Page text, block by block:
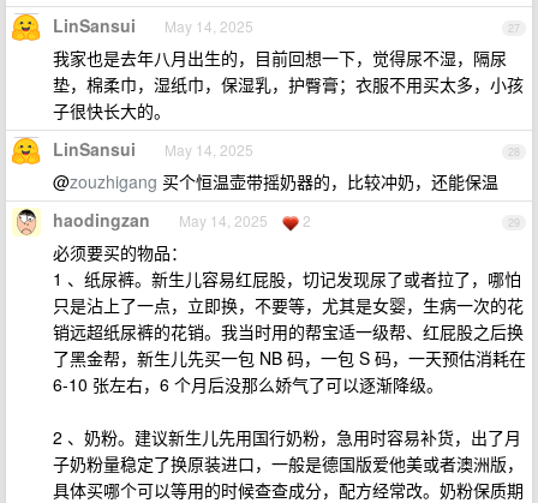
27
LinSansui May 14, 2025
我家也是去年八月出生的，目前回想一下，觉得尿不湿，隔尿
垫，棉柔巾，湿纸巾，保湿乳，护臀膏；衣服不用买太多，小孩
子很快长大的。
28
LinSansui May 14, 2025
@zouzhigang 买个恒温壶带摇奶器的，比较冲奶，还能保温
29
haodingzan May 14, 2025 2
必须要买的物品：
1 、纸尿裤。新生儿容易红屁股，切记发现尿了或者拉了，哪怕
只是沾上了一点，立即换，不要等，尤其是女婴，生病一次的花
销远超纸尿裤的花销。我当时用的帮宝适一级帮、红屁股之后换
了黑金帮，新生儿先买一包 NB 码，一包 S 码，一天预估消耗在
6-10 张左右，6 个月后没那么娇气了可以逐渐降级。
2 、奶粉。建议新生儿先用国行奶粉，急用时容易补货，出了月
子奶粉量稳定了换原装进口，一般是德国版爱他美或者澳洲版，
具体买哪个可以等用的时候查查成分，配方经常改。奶粉保质期